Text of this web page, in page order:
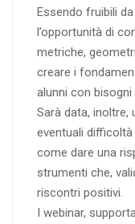
Essendo fruibili
l’opportunità di
metriche,
creare i
alunni con
Sarà data, inoltre,
eventuali
come dare una
strumenti che,
riscontri positivi.
I webinar,